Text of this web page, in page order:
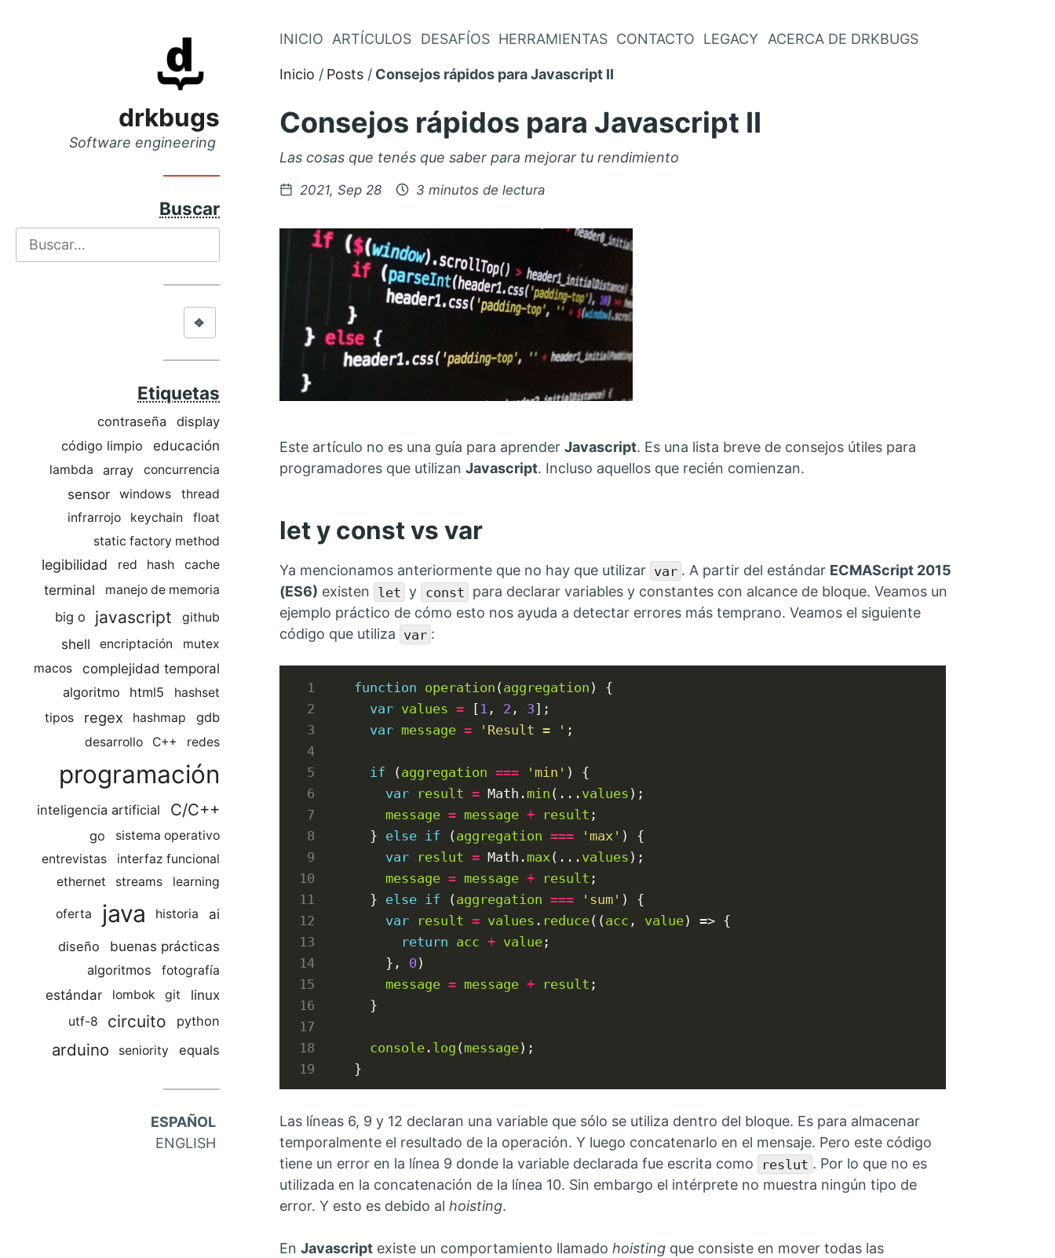
drkbugs
Software engineering
Buscar
Buscar
⎆
Etiquetas
contraseña
display
código limpio
educación
lambda array concurrencia
sensor windows
thread
infrarrojo
keychain
float
static factory method
legibilidad red hash cache
terminal manejo de memoria
big o javascript github
shell encriptación
mutex
macos
complejidad temporal
algoritmo html5
hashset
tipos
regex hashmap gdb
desarrollo C++ redes
programación
inteligencia artificial C/C++
go
sistema operativo
entrevistas
interfaz funcional
ethernet
streams learning
oferta java historia ai
diseño buenas prácticas
algoritmos fotografía
estándar lombok git linux
utf-8 circuito python
arduino seniority equals
ESPAÑOL
ENGLISH
Saltar
al
INICIO ARTÍCULOS DESAFÍOS HERRAMIENTAS CONTACTO LEGACY ACERCA DE DRKBUGS
Inicio Posts Consejos rápidos para Javascript II
Consejos rápidos para Javascript II
Las cosas que tenés que saber para mejorar tu rendimiento
Posteado
2021, Sep 28 3 minutos de lectura
Este artículo no es una guía para aprender Javascript. Es una lista breve de consejos útiles para
programadores que utilizan Javascript. Incluso aquellos que recién comienzan.
let y const vs var
Ya mencionamos anteriormente que no hay que utilizar var . A partir del estándar ECMAScript 2015
(ES6) existen let y const para declarar variables y constantes con alcance de bloque. Veamos un
ejemplo práctico de cómo esto nos ayuda a detectar errores más temprano. Veamos el siguiente
código que utiliza var :
4
14
function operation ( aggregation ) {
var values = [ 1 , 2 , 3];
var message = 'Result = ' ;
if ( aggregation === 'min' ) {
var
result = Math. min (... values );
message = message + result ;
  }
else if ( aggregation === 'max' ) {
var
reslut = Math. max (... values );
message = message + result ;
  }
else if ( aggregation === 'sum' ) {
var
result = values . reduce(( acc , value) => {
return acc + value ;
    },
0 )
message = message + result ;
  }
console . log ( message);
}
Las líneas 6, 9 y 12 declaran una variable que sólo se utiliza dentro del bloque. Es para almacenar
temporalmente el resultado de la operación. Y luego concatenarlo en el mensaje. Pero este código
tiene un error en la línea 9 donde la variable declarada fue escrita como
reslut . Por lo que no es
utilizada en la concatenación de la línea 10. Sin embargo el intérprete no muestra ningún tipo de
error. Y esto es debido al hoisting.
En Javascript existe un comportamiento llamado hoisting que consiste en mover todas las